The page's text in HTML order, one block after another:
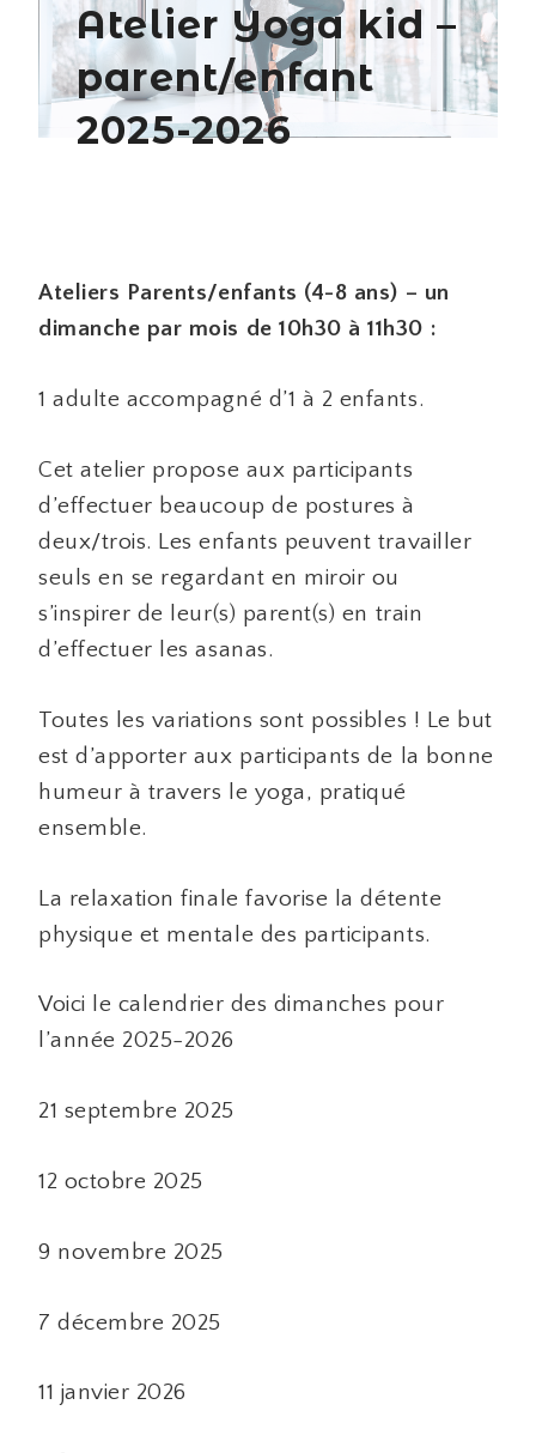
Atelier Yoga kid –
parent/enfant
2025-2026
Ateliers Parents/enfants (4-8 ans) – un
dimanche par mois de 10h30 à 11h30 :
1 adulte accompagné d’1 à 2 enfants.
Cet atelier propose aux participants
d’effectuer beaucoup de postures à
deux/trois. Les enfants peuvent travailler
seuls en se regardant en miroir ou
s’inspirer de leur(s) parent(s) en train
d’effectuer les asanas.
Toutes les variations sont possibles ! Le but
est d’apporter aux participants de la bonne
humeur à travers le yoga, pratiqué
ensemble.
La relaxation finale favorise la détente
physique et mentale des participants.
Voici le calendrier des dimanches pour
l’année 2025-2026
21 septembre 2025
12 octobre 2025
9 novembre 2025
7 décembre 2025
11 janvier 2026